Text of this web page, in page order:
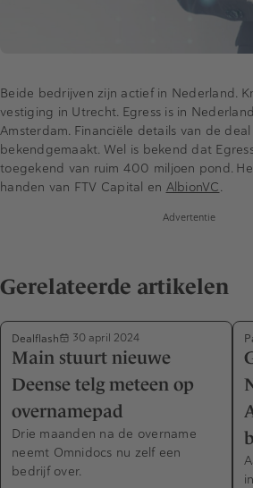
Beide bedrijven zijn actief in Nederland.
vestiging in Utrecht. Egress is in
Amsterdam. Financiële details van de
bekendgemaakt. Wel is bekend dat
toegekend van ruim 400 miljoen pond.
handen van FTV Capital en AlbionVC.
Advertentie
Gerelateerde artikelen
Dealflash 30 april 2024
Main stuurt nieuwe
Deense telg meteen op
overnamepad
Drie maanden na de overname
neemt Omnidocs nu zelf een
bedrijf over.